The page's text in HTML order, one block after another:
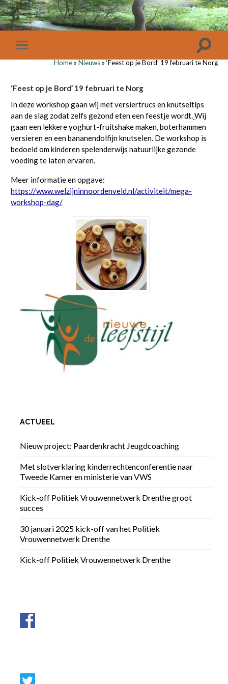
Home» Nieuws» ‘Feest op je Bord’ 19 februari te Norg
‘Feest op je Bord’ 19 februari te Norg
In deze workshop gaan wij met versiertrucs en knutseltips
aan de slag zodat zelfs gezond eten een feestje wordt. Wij
gaan een lekkere yoghurt-fruitshake maken, boterhammen
versieren en een bananendolfijn knutselen. De workshop is
bedoeld om kinderen spelenderwijs natuurlijke gezonde
voeding te laten ervaren.
Meer informatie en opgave:
https://www.welzijninnoordenveld.nl/activiteit/mega-
workshop-dag/
ACTUEEL
Nieuw project: Paardenkracht Jeugdcoaching
Met slotverklaring kinderrechtenconferentie naar
Tweede Kamer en ministerie van VWS
Kick-off Politiek Vrouwennetwerk Drenthe groot
succes
30 januari 2025 kick-off van het Politiek
Vrouwennetwerk Drenthe
Kick-off Politiek Vrouwennetwerk Drenthe